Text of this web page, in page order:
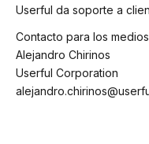
Userful da soporte a
Contacto para los
Alejandro Chirinos
Userful Corporation